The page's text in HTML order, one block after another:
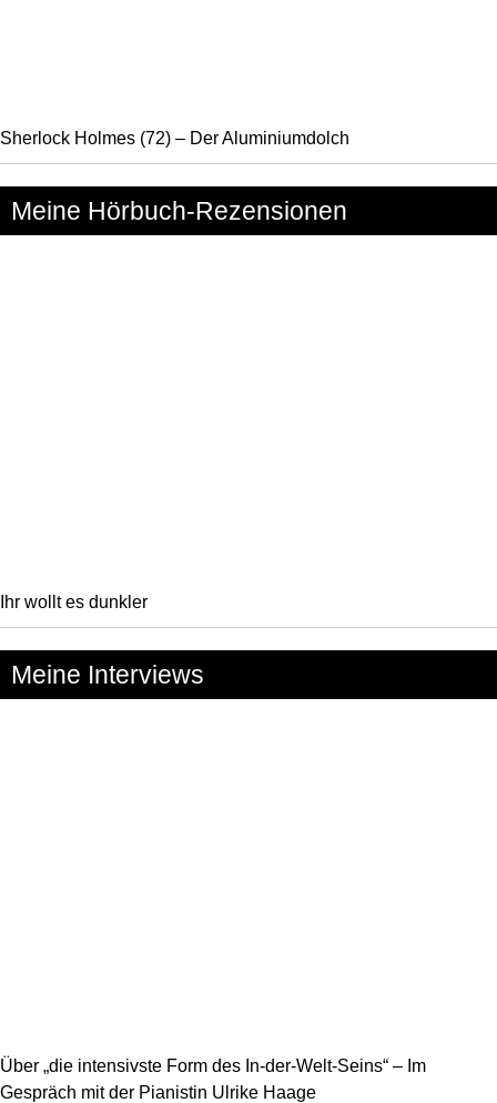
Sherlock Holmes (72) – Der Aluminiumdolch
Meine Hörbuch-Rezensionen
Ihr wollt es dunkler
Meine Interviews
Über „die intensivste Form des In-der-Welt-Seins“ – Im
Gespräch mit der Pianistin Ulrike Haage